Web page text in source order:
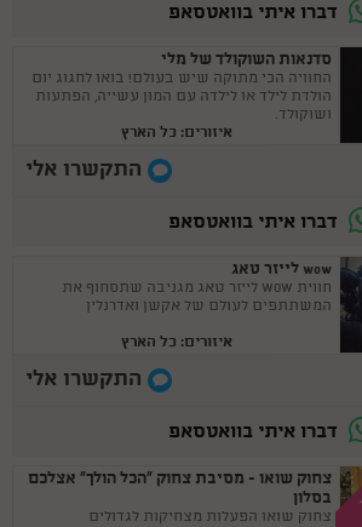
דברו איתי בוואטסאפ
סדנאות השוקולד של מלי
החוויה הכי מתוקה שיש בעולם! בואו לחגוג יום
הולדת לילד או לילדה עם המון עשייה, הפתעות
ושוקולד.
איזורים: כל הארץ
התקשרו אלי
דברו איתי בוואטסאפ
wow לייזר טאג
חווית WOW לייזר טאג מגניבה שתסחוף את
המשתתפים לעולם של אקשן ואדרנלין
איזורים: כל הארץ
התקשרו אלי
דברו איתי בוואטסאפ
צחוק שואו - מסיבת צחוק ”הכל הולך” אצלכם
בסלון
צחוק שואו הפעלות מצחיקות לגדולים